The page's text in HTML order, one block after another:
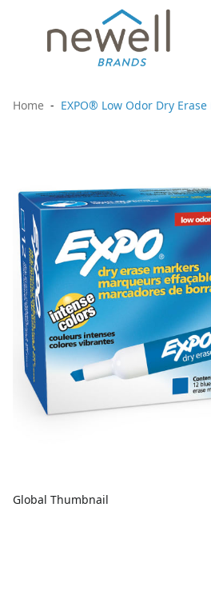
Home EXPO® Low Odor Dry
Global Thumbnail